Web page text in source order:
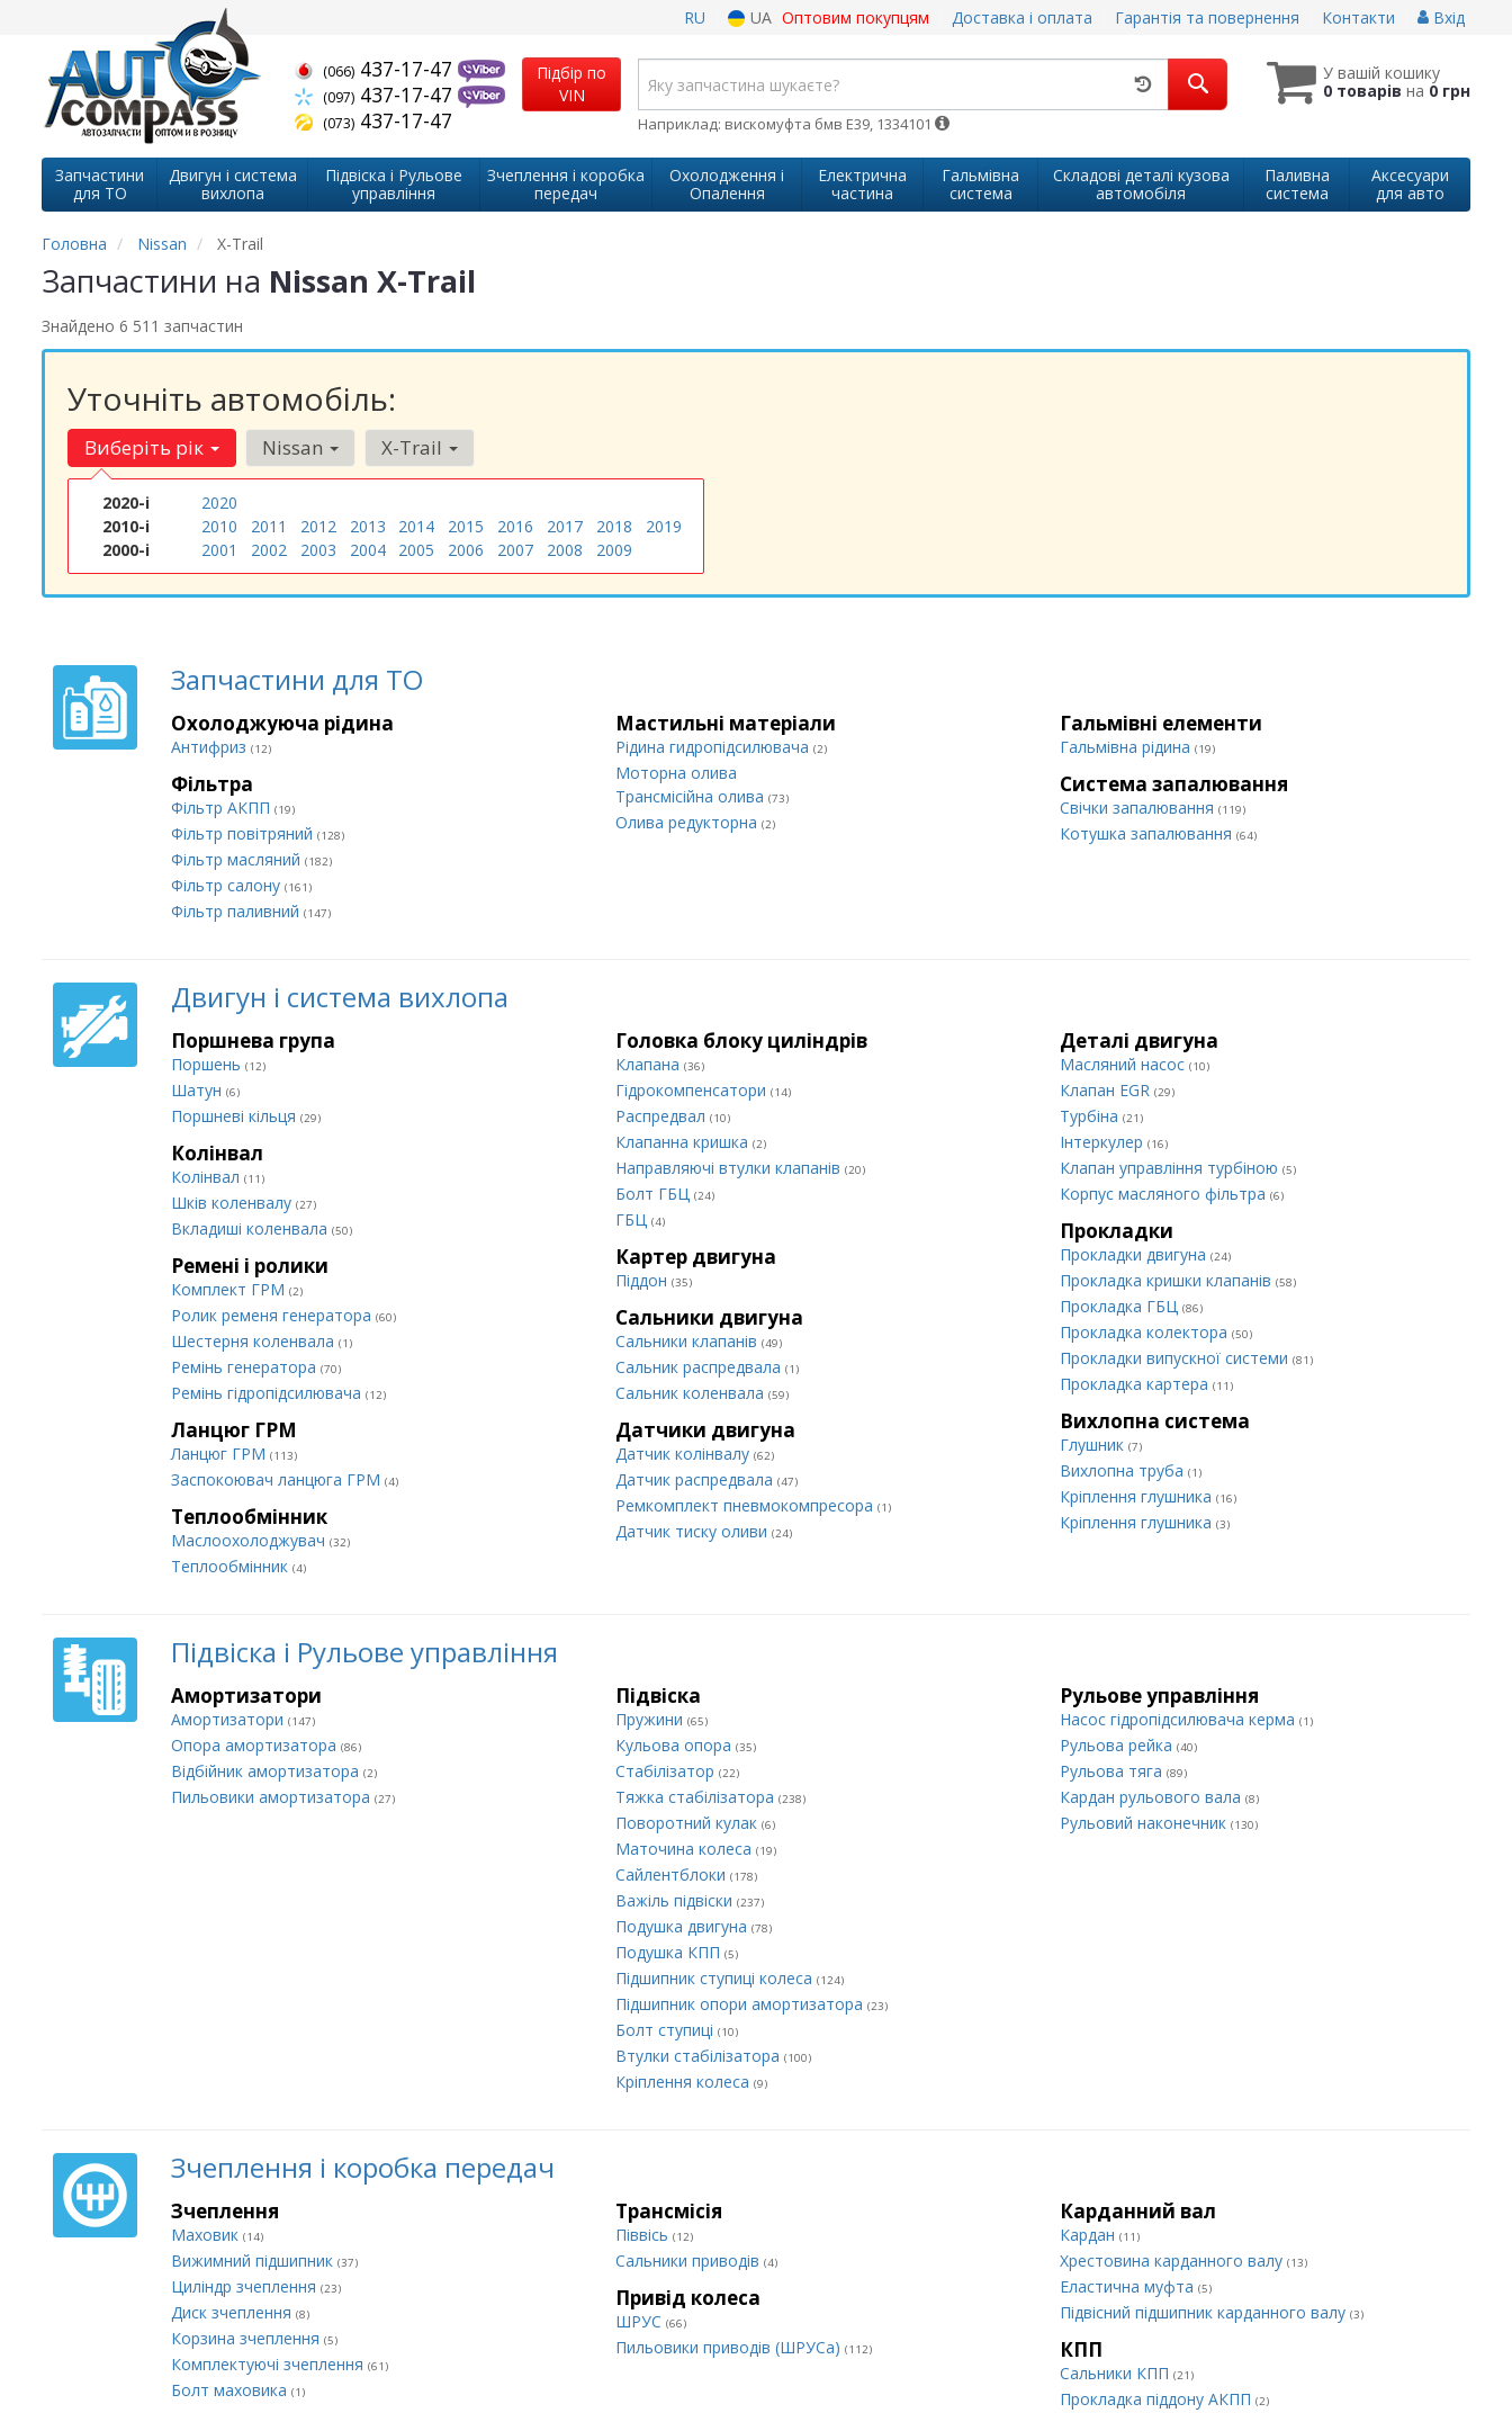
RU UA Оптовим покупцям Доставка і оплата Гарантія та повернення Контакти Вхід
(066) 437-17-47
(097) 437-17-47
(073) 437-17-47
Підбір по
VIN
У вашій кошику
0 товарів на 0 грн
Наприклад: вискомуфта бмв Е39, 1334101
Запчастини
для ТО
Двигун і система
вихлопа
Підвіска і Рульове
управління
Зчеплення і коробка
передач
Охолодження і
Опалення
Електрична
частина
Гальмівна
система
Складові деталі кузова
автомобіля
Паливна
система
Аксесуари
для авто
Головна Nissan X-Trail
Запчастини на Nissan X-Trail
Знайдено 6 511 запчастин
Уточніть автомобіль:
Виберіть рік
2020-і
2020
2010-і
2010 2011 2012 2013 2014 2015 2016 2017 2018
2019
2000-і
2001 2002 2003 2004 2005 2006 2007 2008 2009
Nissan X-Trail
Запчастини для ТО
Охолоджуюча рідина
Антифриз (12)
Мастильні матеріали
Рідина гидропідсилювача (2)
Моторна олива
Трансмісійна олива (73)
Олива редукторна (2)
Гальмівні елементи
Гальмівна рідина (19)
Фільтра
Фільтр АКПП (19)
Фільтр повітряний (128)
Фільтр масляний (182)
Фільтр салону (161)
Фільтр паливний (147)
Система запалювання
Свічки запалювання (119)
Котушка запалювання (64)
Двигун і система вихлопа
Поршнева група
Поршень (12)
Шатун (6)
Поршневі кільця (29)
Головка блоку циліндрів
Клапана (36)
Гідрокомпенсатори (14)
Распредвал (10)
Клапанна кришка (2)
Направляючі втулки клапанів (20)
Болт ГБЦ (24)
ГБЦ (4)
Деталі двигуна
Масляний насос (10)
Клапан EGR (29)
Турбіна (21)
Інтеркулер (16)
Клапан управління турбіною (5)
Корпус масляного фільтра (6)
Колінвал
Колінвал (11)
Шків коленвалу (27)
Вкладиші коленвала (50) Прокладки
Прокладки двигуна (24)
Прокладка кришки клапанів (58)
Прокладка ГБЦ (86)
Прокладка колектора (50)
Прокладки випускної системи (81)
Прокладка картера (11)
Картер двигуна
Піддон (35)
Ремені і ролики
Комплект ГРМ (2)
Ролик ременя генератора (60)
Шестерня коленвала (1)
Ремінь генератора (70)
Ремінь гідропідсилювача (12)
Сальники двигуна
Сальники клапанів (49)
Сальник распредвала (1)
Сальник коленвала (59)
Вихлопна система
Глушник (7)
Вихлопна труба (1)
Кріплення глушника (16)
Кріплення глушника (3)
Ланцюг ГРМ
Ланцюг ГРМ (113)
Заспокоювач ланцюга ГРМ (4)
Датчики двигуна
Датчик колінвалу (62)
Датчик распредвала (47)
Ремкомплект пневмокомпресора (1)
Датчик тиску оливи (24)
Теплообмінник
Маслоохолоджувач (32)
Теплообмінник (4)
Підвіска і Рульове управління
Амортизатори
Амортизатори (147)
Опора амортизатора (86)
Відбійник амортизатора (2)
Пильовики амортизатора (27)
Підвіска
Пружини (65)
Кульова опора (35)
Стабілізатор (22)
Тяжка стабілізатора (238)
Поворотний кулак (6)
Маточина колеса (19)
Сайлентблоки (178)
Важіль підвіски (237)
Подушка двигуна (78)
Подушка КПП (5)
Підшипник ступиці колеса (124)
Підшипник опори амортизатора (23)
Болт ступиці (10)
Втулки стабілізатора (100)
Кріплення колеса (9)
Рульове управління
Насос гідропідсилювача керма (1)
Рульова рейка (40)
Рульова тяга (89)
Кардан рульового вала (8)
Рульовий наконечник (130)
Зчеплення і коробка передач
Зчеплення
Маховик (14)
Вижимний підшипник (37)
Циліндр зчеплення (23)
Диск зчеплення (8)
Корзина зчеплення (5)
Комплектуючі зчеплення (61)
Болт маховика (1)
Трансмісія
Піввісь (12)
Сальники приводів (4)
Карданний вал
Кардан (11)
Хрестовина карданного валу (13)
Еластична муфта (5)
Підвісний підшипник карданного валу (3)
Привід колеса
ШРУС (66)
Пильовики приводів (ШРУСа) (112) КПП
Сальники КПП (21)
Прокладка піддону АКПП (2)